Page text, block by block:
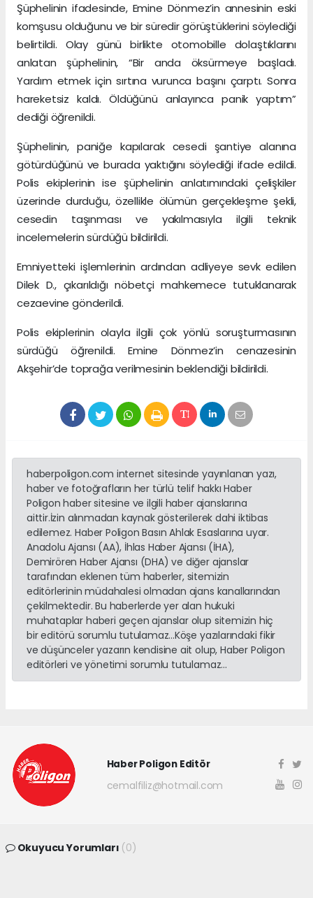
Şüphelinin ifadesinde, Emine Dönmez’in annesinin eski
komşusu olduğunu ve bir süredir görüştüklerini söylediği
belirtildi. Olay günü birlikte otomobille dolaştıklarını
anlatan şüphelinin, “Bir anda öksürmeye başladı.
Yardım etmek için sırtına vurunca başını çarptı. Sonra
hareketsiz kaldı. Öldüğünü anlayınca panik yaptım”
dediği öğrenildi.
Şüphelinin, paniğe kapılarak cesedi şantiye alanına
götürdüğünü ve burada yaktığını söylediği ifade edildi.
Polis ekiplerinin ise şüphelinin anlatımındaki çelişkiler
üzerinde durduğu, özellikle ölümün gerçekleşme şekli,
cesedin taşınması ve yakılmasıyla ilgili teknik
incelemelerin sürdüğü bildirildi.
Emniyetteki işlemlerinin ardından adliyeye sevk edilen
Dilek D., çıkarıldığı nöbetçi mahkemece tutuklanarak
cezaevine gönderildi.
Polis ekiplerinin olayla ilgili çok yönlü soruşturmasının
sürdüğü öğrenildi. Emine Dönmez’in cenazesinin
Akşehir’de toprağa verilmesinin beklendiği bildirildi.
haberpoligon.com internet sitesinde yayınlanan yazı,
haber ve fotoğrafların her türlü telif hakkı Haber
Poligon haber sitesine ve ilgili haber ajanslarına
aittir.İzin alınmadan kaynak gösterilerek dahi iktibas
edilemez. Haber Poligon Basın Ahlak Esaslarına uyar.
Anadolu Ajansı (AA), İhlas Haber Ajansı (İHA),
Demirören Haber Ajansı (DHA) ve diğer ajanslar
tarafından eklenen tüm haberler, sitemizin
editörlerinin müdahalesi olmadan ajans kanallarından
çekilmektedir. Bu haberlerde yer alan hukuki
muhataplar haberi geçen ajanslar olup sitemizin hiç
bir editörü sorumlu tutulamaz...Köşe yazılarındaki fikir
ve düşünceler yazarın kendisine ait olup, Haber Poligon
editörleri ve yönetimi sorumlu tutulamaz...
Haber Poligon Editör
cemalfiliz@hotmail.com
Okuyucu Yorumları (0)